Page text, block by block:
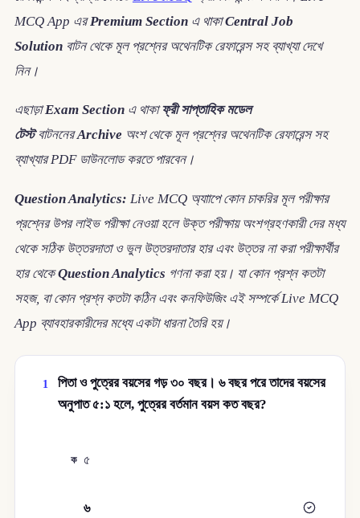
MCQ App এরPremium Sectionএ থাকাCentral Job
Solutionবাটন থেকে মূল প্রশ্নের অথেনটিক রেফারেন্স সহ ব্যাখ্যা দেখে
নিন।
এছাড়াExam Sectionএ থাকাফ্রী সাপ্তাহিক মডেল
টেস্টবাটননেরArchive অংশ থেকে মূল প্রশ্নের অথেনটিক রেফারেন্স সহ
ব্যাখ্যার PDF ডাউনলোড করতে পারবেন।
Question Analytics: Live MCQ অ্যাাপে কোন চাকরির মূল পরীক্ষার
প্রশ্নের উপর লাইভ পরীক্ষা নেওয়া হলে উক্ত পরীক্ষায় অংশগ্রহণকারী দের মধ্য
থেকে সঠিক উত্তরদাতা ও ভুল উত্তরদাতার হার এবং উত্তর না করা পরীক্ষার্থীর
হার থেকেQuestion Analytics গণনা করা হয়। যা কোন প্রশ্ন কতটা
সহজ, বা কোন প্রশ্ন কতটা কঠিন এবং কনফিউজিং এই সম্পর্কে Live MCQ
App ব্যাবহারকারীদের মধ্যে একটা ধারনা তৈরি হয়।
1
পিতা ও পুত্রের বয়সের গড় ৩০ বছর। ৬ বছর পরে তাদের বয়সের
অনুপাত ৫:১ হলে, পুত্রের বর্তমান বয়স কত বছর?
ক ৫
৬